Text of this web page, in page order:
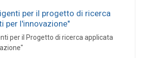
per il progetto di ricerca
per l'innovazione"
per il Progetto di ricerca applicata